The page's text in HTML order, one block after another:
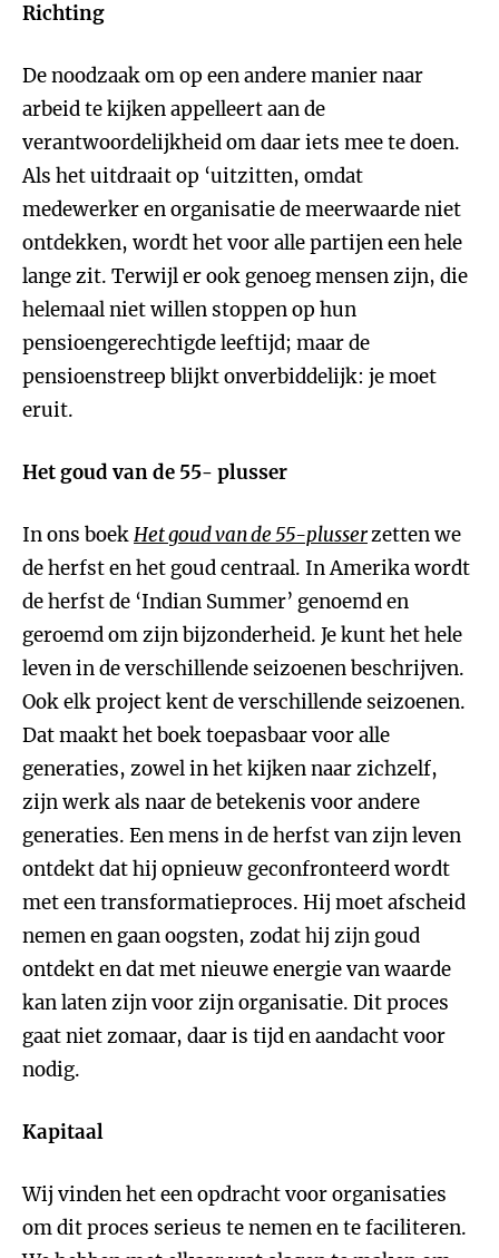
Richting
De noodzaak om op een andere manier naar
arbeid te kijken appelleert aan de
verantwoordelijkheid om daar iets mee te doen.
Als het uitdraait op ‘uitzitten, omdat
medewerker en organisatie de meerwaarde niet
ontdekken, wordt het voor alle partijen een hele
lange zit. Terwijl er ook genoeg mensen zijn, die
helemaal niet willen stoppen op hun
pensioengerechtigde leeftijd; maar de
pensioenstreep blijkt onverbiddelijk: je moet
eruit.
Het goud van de 55- plusser
In ons boekHet goud van de 55-plusserzetten we
de herfst en het goud centraal. In Amerika wordt
de herfst de ‘Indian Summer’ genoemd en
geroemd om zijn bijzonderheid. Je kunt het hele
leven in de verschillende seizoenen beschrijven.
Ook elk project kent de verschillende seizoenen.
Dat maakt het boek toepasbaar voor alle
generaties, zowel in het kijken naar zichzelf,
zijn werk als naar de betekenis voor andere
generaties. Een mens in de herfst van zijn leven
ontdekt dat hij opnieuw geconfronteerd wordt
met een transformatieproces. Hij moet afscheid
nemen en gaan oogsten, zodat hij zijn goud
ontdekt en dat met nieuwe energie van waarde
kan laten zijn voor zijn organisatie. Dit proces
gaat niet zomaar, daar is tijd en aandacht voor
nodig.
Kapitaal
Wij vinden het een opdracht voor organisaties
om dit proces serieus te nemen en te faciliteren.